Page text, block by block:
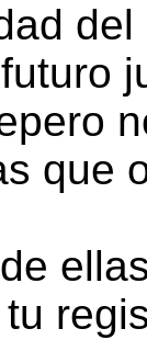
que